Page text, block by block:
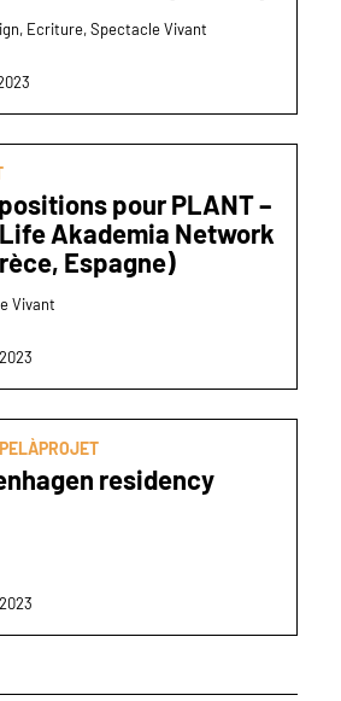
Ecriture, Spectacle Vivant
pour PLANT –
Akademia Network
Espagne)
Vivant
residency